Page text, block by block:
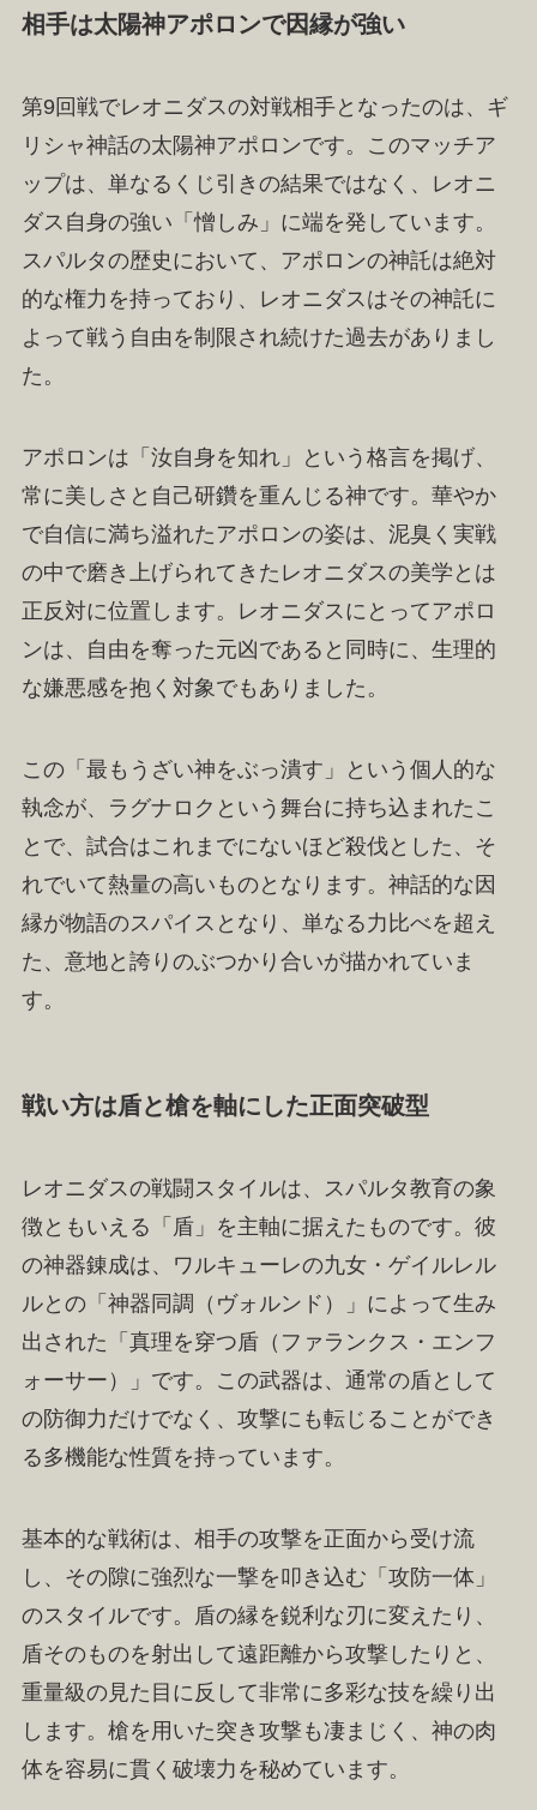
相手は太陽神アポロンで因縁が強い
第9回戦でレオニダスの対戦相手となったのは、ギ
リシャ神話の太陽神アポロンです。このマッチア
ップは、単なるくじ引きの結果ではなく、レオニ
ダス自身の強い「憎しみ」に端を発しています。
スパルタの歴史において、アポロンの神託は絶対
的な権力を持っており、レオニダスはその神託に
よって戦う自由を制限され続けた過去がありまし
た。
アポロンは「汝自身を知れ」という格言を掲げ、
常に美しさと自己研鑽を重んじる神です。華やか
で自信に満ち溢れたアポロンの姿は、泥臭く実戦
の中で磨き上げられてきたレオニダスの美学とは
正反対に位置します。レオニダスにとってアポロ
ンは、自由を奪った元凶であると同時に、生理的
な嫌悪感を抱く対象でもありました。
この「最もうざい神をぶっ潰す」という個人的な
執念が、ラグナロクという舞台に持ち込まれたこ
とで、試合はこれまでにないほど殺伐とした、そ
れでいて熱量の高いものとなります。神話的な因
縁が物語のスパイスとなり、単なる力比べを超え
た、意地と誇りのぶつかり合いが描かれていま
す。
戦い方は盾と槍を軸にした正面突破型
レオニダスの戦闘スタイルは、スパルタ教育の象
徴ともいえる「盾」を主軸に据えたものです。彼
の神器錬成は、ワルキューレの九女・ゲイルレル
ルとの「神器同調（ヴォルンド）」によって生み
出された「真理を穿つ盾（ファランクス・エンフ
ォーサー）」です。この武器は、通常の盾として
の防御力だけでなく、攻撃にも転じることができ
る多機能な性質を持っています。
基本的な戦術は、相手の攻撃を正面から受け流
し、その隙に強烈な一撃を叩き込む「攻防一体」
のスタイルです。盾の縁を鋭利な刃に変えたり、
盾そのものを射出して遠距離から攻撃したりと、
重量級の見た目に反して非常に多彩な技を繰り出
します。槍を用いた突き攻撃も凄まじく、神の肉
体を容易に貫く破壊力を秘めています。